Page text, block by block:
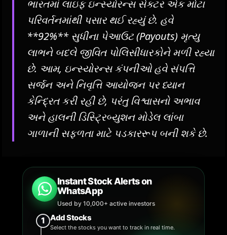
ભારતમાં લાઇફ ઇન્સ્યોરન્સ સેક્ટર એક મોટા
પરિવર્તનમાંથી પસાર થઈ રહ્યું છે. હવે
**92%** સુધીના પેઆઉટ (Payouts) મૃત્યુ
લાભને બદલે જીવિત પોલિસીધારકોને મળી રહ્યા
છે. આમ, ઇન્સ્યોરન્સ કંપનીઓ હવે સંપત્તિ
સર્જન અને નિવૃત્તિ આયોજન પર ધ્યાન
કેન્દ્રિત કરી રહી છે, પરંતુ વિશ્વાસનો અભાવ
અને હાલની ડિસ્ટ્રિબ્યુશન મોડેલ લાંબા
ગાળાની સફળતા માટે પડકારરૂપ બની શકે છે.
Instant Stock Alerts on
WhatsApp
Used by 10,000+ active investors
1 Add Stocks
Select the stocks you want to track in real time.